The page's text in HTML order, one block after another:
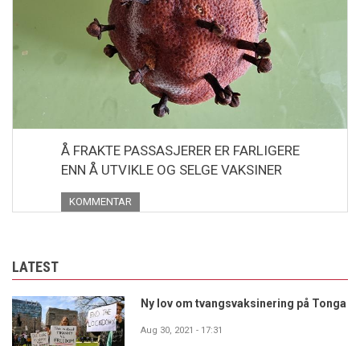
Å FRAKTE PASSASJERER ER FARLIGERE
ENN Å UTVIKLE OG SELGE VAKSINER
KOMMENTAR
LATEST
Ny lov om tvangsvaksinering på Tonga
Aug 30, 2021 - 17:31